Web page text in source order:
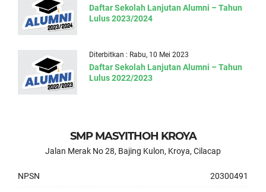
Daftar Sekolah Lanjutan Alumni – Tahun
Lulus 2023/2024
Diterbitkan : Rabu, 10 Mei 2023
Daftar Sekolah Lanjutan Alumni – Tahun
Lulus 2022/2023
SMP MASYITHOH KROYA
Jalan Merak No 28, Bajing Kulon, Kroya, Cilacap
NPSN 20300491